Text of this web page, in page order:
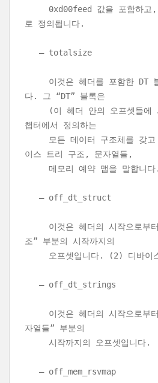
0xd00feed 값을 포함하고,
로 정의됩니다.
– totalsize
이것은 헤더를 포함한 DT 블
다. 그 “DT” 블록은
(이 헤더 안의 오프셋들에 의
챕터에서 정의하는
모든 데이터 구조체를 갖고
이스 트리 구조, 문자열들,
메모리 예약 맵을 말합니다.
– off_dt_struct
이것은 헤더의 시작으로부터
조” 부분의 시작까지의
오프셋입니다. (2) 디바이
– off_dt_strings
이것은 헤더의 시작으로부터
자열들” 부분의
시작까지의 오프셋입니다.
– off_mem_rsvmap